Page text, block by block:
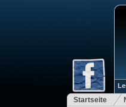
Startseite